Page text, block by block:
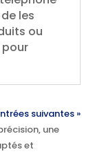
les
ou
pour
suivantes »
une
et